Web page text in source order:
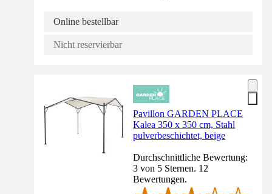
Online bestellbar
Nicht reservierbar
Pavillon GARDEN PLACE
Kalea 350 x 350 cm, Stahl
pulverbeschichtet, beige
Durchschnittliche Bewertung:
3 von 5 Sternen. 12
Bewertungen.